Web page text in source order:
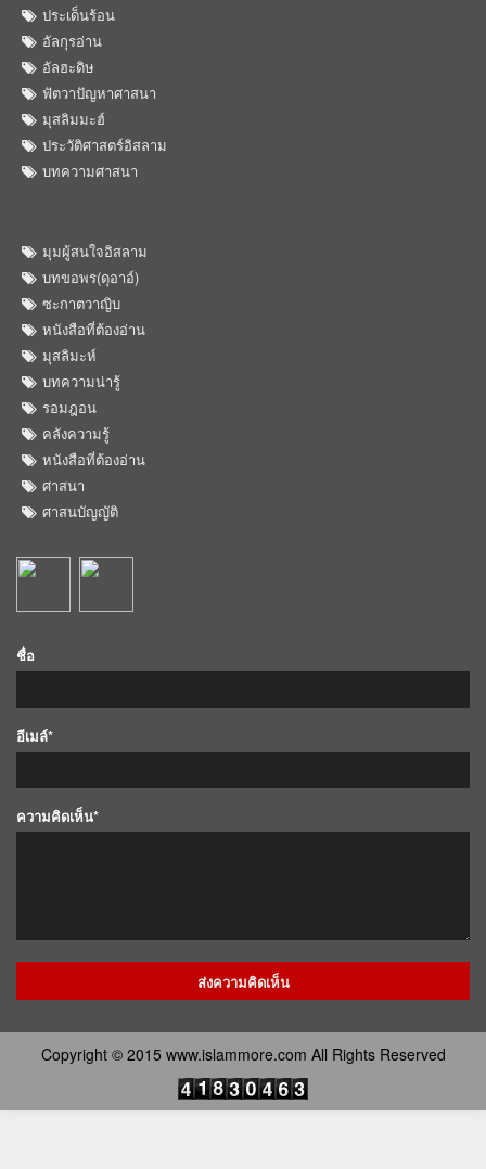
ประเด็นร้อน
อัลกุรอ่าน
อัลฮะดิษ
ฟัตวาปัญหาศาสนา
มุสลิมมะฮ์
ประวัติศาสตร์อิสลาม
บทความศาสนา
มุมผู้สนใจอิสลาม
บทขอพร(ดุอาอ์)
ซะกาตวาญิบ
หนังสือที่ต้องอ่าน
มุสลิมะห์
บทความน่ารู้
รอมฎอน
คลังความรู้
หนังสือที่ต้องอ่าน
ศาสนา
ศาสนบัญญัติ
ชื่อ
อีเมล์*
ความคิดเห็น*
Copyright © 2015 www.islammore.com All Rights Reserved